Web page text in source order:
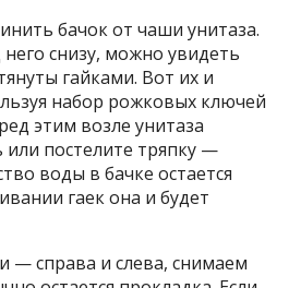
бачок от чаши унитаза.
него снизу, можно увидеть
гайками. Вот их и
набор рожковых ключей
этим возле унитаза
или постелите тряпку —
воды в бачке остается
гаек она и будет
— справа и слева, снимаем